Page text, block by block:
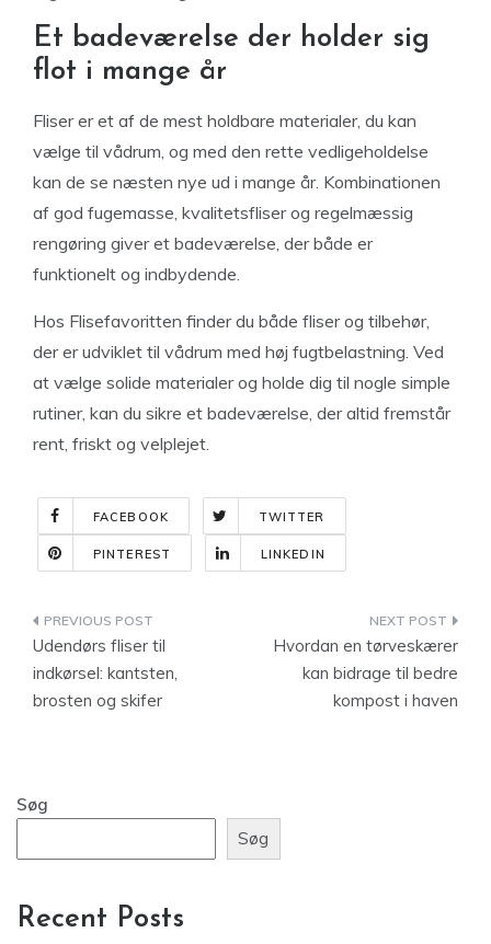
Et badeværelse der holder sig
flot i mange år
Fliser er et af de mest holdbare materialer, du kan
vælge til vådrum, og med den rette vedligeholdelse
kan de se næsten nye ud i mange år. Kombinationen
af god fugemasse, kvalitetsfliser og regelmæssig
rengøring giver et badeværelse, der både er
funktionelt og indbydende.
Hos Flisefavoritten finder du både fliser og tilbehør,
der er udviklet til vådrum med høj fugtbelastning. Ved
at vælge solide materialer og holde dig til nogle simple
rutiner, kan du sikre et badeværelse, der altid fremstår
rent, friskt og velplejet.
FACEBOOK TWITTER
PINTEREST LINKEDIN
Indlægsnavigation
Udendørs fliser til
indkørsel: kantsten,
brosten og skifer
Hvordan en tørveskærer
kan bidrage til bedre
kompost i haven
Søg
Søg
Recent Posts